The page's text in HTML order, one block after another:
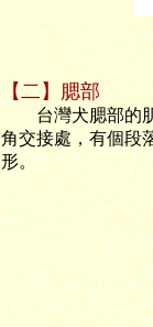
【二】腮部
台灣犬腮部的肌
角交接處，有個段
形。